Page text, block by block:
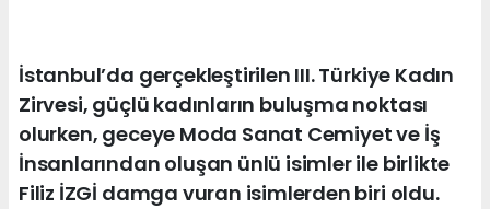
İstanbul’da gerçekleştirilen III. Türkiye Kadın
Zirvesi, güçlü kadınların buluşma noktası
olurken, geceye Moda Sanat Cemiyet ve İş
İnsanlarından oluşan ünlü isimler ile birlikte
Filiz İZGİ damga vuran isimlerden biri oldu.